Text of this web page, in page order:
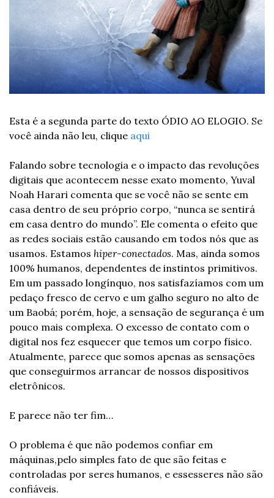
Esta é a segunda parte do texto ÓDIO AO ELOGIO. Se
você ainda não leu, clique aqui
Falando sobre tecnologia e o impacto das revoluções
digitais que acontecem nesse exato momento, Yuval
Noah Harari comenta que se você não se sente em
casa dentro de seu próprio corpo, “nunca se sentirá
em casa dentro do mundo”. Ele comenta o efeito que
as redes sociais estão causando em todos nós que as
usamos. Estamos hiper-conectados. Mas, ainda somos
100% humanos, dependentes de instintos primitivos.
Em um passado longínquo, nos satisfazíamos com um
pedaço fresco de cervo e um galho seguro no alto de
um Baobá; porém, hoje, a sensação de segurança é um
pouco mais complexa. O excesso de contato com o
digital nos fez esquecer que temos um corpo físico.
Atualmente, parece que somos apenas as sensações
que conseguirmos arrancar de nossos dispositivos
eletrônicos.
E parece não ter fim…
O problema é que não podemos confiar em
máquinas,pelo simples fato de que são feitas e
controladas por seres humanos, e essesseres não são
confiáveis.